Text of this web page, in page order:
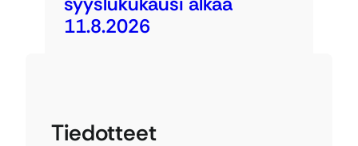
11.8.2026
Tiedotteet